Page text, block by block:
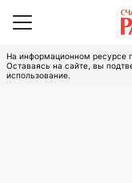
На информационном ресурсе
Оставаясь на сайте, вы
использование.